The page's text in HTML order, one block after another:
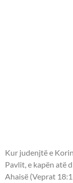
Kur judenjtë e
Pavlit, e kapën atë
Ahaisë (Veprat